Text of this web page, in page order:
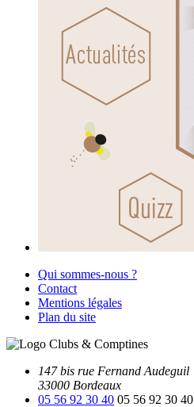
Qui sommes-nous ?
Contact
Mentions légales
Plan du site
147 bis rue Fernand Audeguil
33000 Bordeaux
05 56 92 30 40 05 56 92 30 40